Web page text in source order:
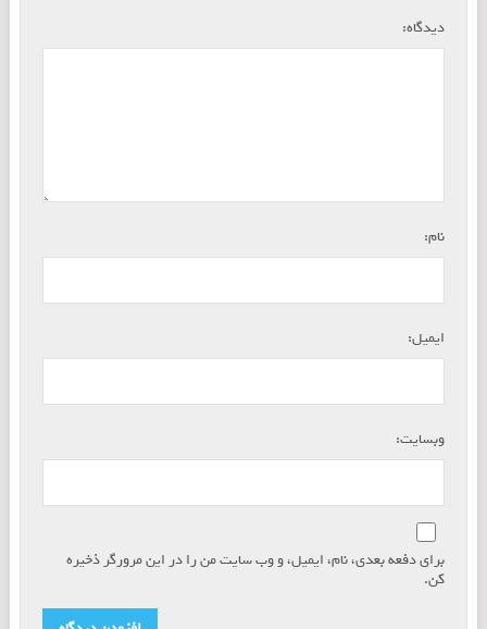
دیدگاه:
نام:
ایمیل:
وبسایت:
برای دفعه بعدی، نام، ایمیل، و وب سایت من را در این مرورگر ذخیره
کن.